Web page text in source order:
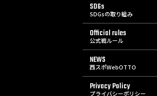
SDGs
SDGsの取り組み
Official rules
公式戦ルール
NEWS
西スポWebOTTO
Privacy Policy
プライバシーポリシー